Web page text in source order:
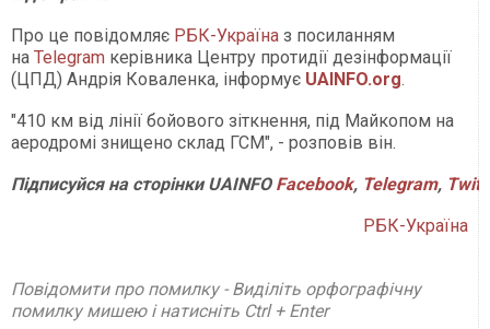
Про це повідомляє РБК-Україна з посиланням
на Telegram керівника Центру протидії дезінформації
(ЦПД) Андрія Коваленка, інформує UAINFO.org.
"410 км від лінії бойового зіткнення, під Майкопом на
аеродромі знищено склад ГСМ", - розповів він.
ПідписуйсянасторінкиUAINFO Facebook, Telegram,
РБК-Україна
Повідомити про помилку - Виділіть орфографічну
помилку мишею і натисніть Ctrl + Enter